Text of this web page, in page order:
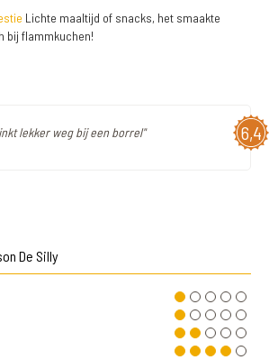
Lichte maaltijd of snacks, het smaakte
bij flammkuchen!
6,4
lekker weg bij een borrel"
De Silly